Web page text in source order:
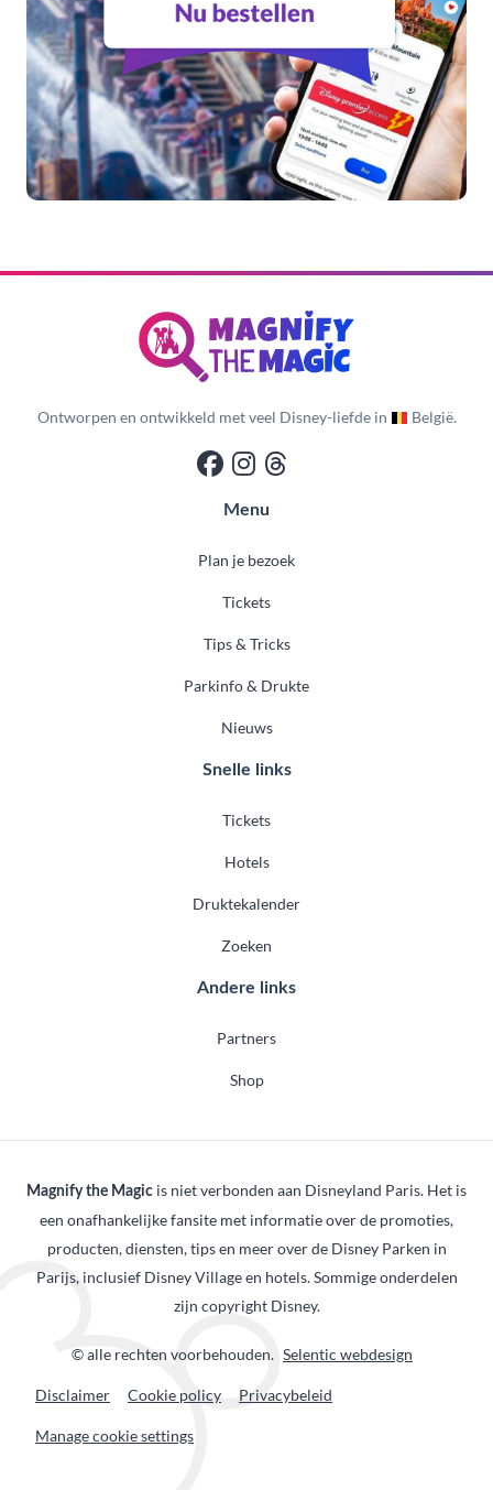
Ontworpen en ontwikkeld met veel Disney-liefde in België.
Menu
Plan je bezoek
Tickets
Tips & Tricks
Parkinfo & Drukte
Nieuws
Snelle links
Tickets
Hotels
Druktekalender
Zoeken
Andere links
Partners
Shop
Magnify the Magic is niet verbonden aan Disneyland Paris. Het is
een onafhankelijke fansite met informatie over de promoties,
producten, diensten, tips en meer over de Disney Parken in
Parijs, inclusief Disney Village en hotels. Sommige onderdelen
zijn copyright Disney.
© alle rechten voorbehouden. Selentic webdesign
Disclaimer Cookie policy Privacybeleid
Manage cookie settings